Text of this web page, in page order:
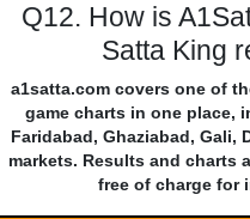
Q12. How is
Satta King
a1satta.com covers one of
game charts in one place,
Faridabad, Ghaziabad, Gali,
markets. Results and charts
free of charge for